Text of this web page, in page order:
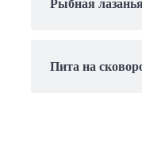
Рыбная лазанья
Пита на